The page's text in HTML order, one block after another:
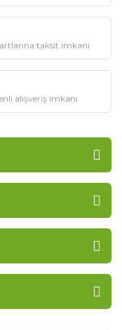
taksit imkanı
alışveriş imkanı